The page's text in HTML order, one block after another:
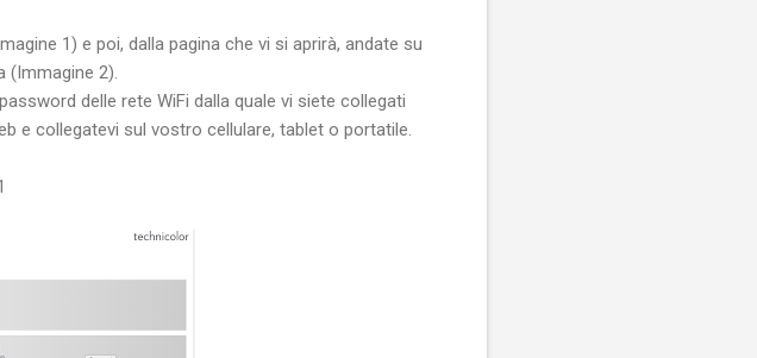
1) e poi, dalla pagina che vi si aprirà, andate su
(Immagine 2).
delle rete WiFi dalla quale vi siete collegati
e collegatevi sul vostro cellulare, tablet o portatile.